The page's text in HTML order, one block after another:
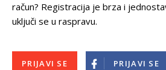
račun? Registracija je brza i
uključi se u raspravu.
PRIJAVI SE PRIJAVI SE